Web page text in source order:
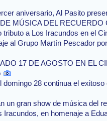
aniversario, Al Pasito
MÚSICA DEL
a Los Iracundos en el
al Grupo Martín Pescador
17 DE AGOSTO EN EL
domingo 28 continua el
un gran show de música del
en homenaje a